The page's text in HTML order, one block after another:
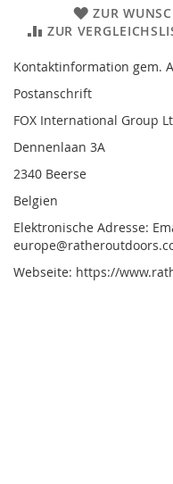
ZUR
ZUR
Kontaktinformation gem.
Postanschrift
FOX International Group
Dennenlaan 3A
2340 Beerse
Belgien
Elektronische Adresse:
Webseite: https://